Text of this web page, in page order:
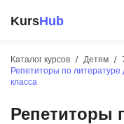
KursHub
Каталог курсов Детям
Репетиторы по литературе
класса
Репетиторы